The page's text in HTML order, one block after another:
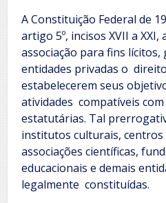
A Constituição Federal de
artigo 5º, incisos XVII a
associação para fins lícitos,
entidades privadas o
estabelecerem seus
atividades compatíveis
estatutárias. Tal
institutos culturais, centros
associações científicas,
educacionais e demais
legalmente constituídas.